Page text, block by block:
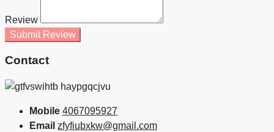
Review
Submit Review
Contact
Mobile 4067095927
Email zfyfiubxkw@gmail.com